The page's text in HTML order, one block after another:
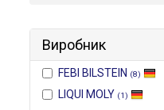
Виробник
FEBI BILSTEIN (8)
LIQUI MOLY (1)